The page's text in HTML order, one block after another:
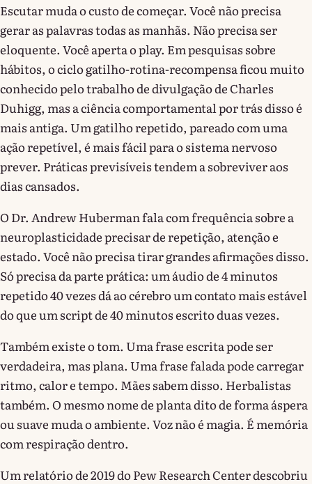
Escutar muda o custo de começar. Você não precisa
gerar as palavras todas as manhãs. Não precisa ser
eloquente. Você aperta o play. Em pesquisas sobre
hábitos, o ciclo gatilho-rotina-recompensa ficou muito
conhecido pelo trabalho de divulgação de Charles
Duhigg, mas a ciência comportamental por trás disso é
mais antiga. Um gatilho repetido, pareado com uma
ação repetível, é mais fácil para o sistema nervoso
prever. Práticas previsíveis tendem a sobreviver aos
dias cansados.
O Dr. Andrew Huberman fala com frequência sobre a
neuroplasticidade precisar de repetição, atenção e
estado. Você não precisa tirar grandes afirmações disso.
Só precisa da parte prática: um áudio de 4 minutos
repetido 40 vezes dá ao cérebro um contato mais estável
do que um script de 40 minutos escrito duas vezes.
Também existe o tom. Uma frase escrita pode ser
verdadeira, mas plana. Uma frase falada pode carregar
ritmo, calor e tempo. Mães sabem disso. Herbalistas
também. O mesmo nome de planta dito de forma áspera
ou suave muda o ambiente. Voz não é magia. É memória
com respiração dentro.
Um relatório de 2019 do Pew Research Center descobriu